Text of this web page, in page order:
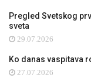
Pregled Svetskog
sveta
29.07.2026
Ko danas vaspitava
27.07.2026